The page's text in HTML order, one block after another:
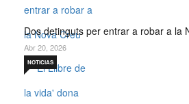
Dos detinguts per entrar a robar a la
Abr 20, 2026
NOTICIAS